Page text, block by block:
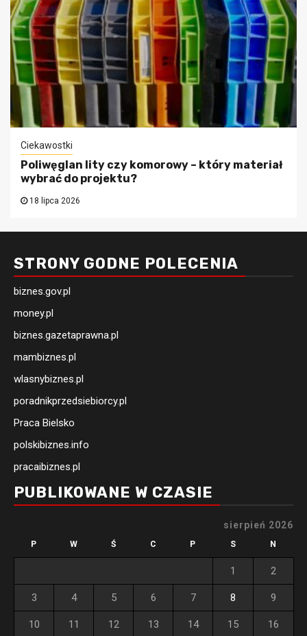
Ciekawostki
Poliwęglan lity czy komorowy – który materiał
wybrać do projektu?
18 lipca 2026
STRONY GODNE POLECENIA
biznes.gov.pl
money.pl
biznes.gazetaprawna.pl
mambiznes.pl
wlasnybiznes.pl
poradnikprzedsiebiorcy.pl
Praca Bielsko
polskibiznes.info
pracaibiznes.pl
PUBLIKOWANE W CZASIE
sierpień 2026
P W Ś C P S N
1 2
3 4 5 6 7 8 9
10 11 12 13 14 15 16